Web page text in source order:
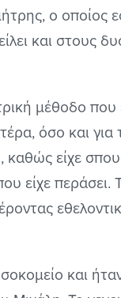
ο οποίος
και στους
μέθοδο
όσο και για
είχε
είχε
και